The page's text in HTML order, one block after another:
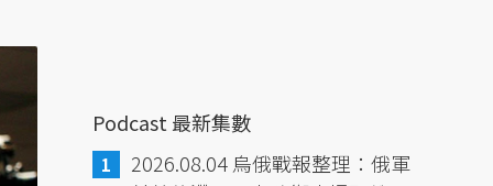
Podcast 最新集數
2026.08.04 烏俄戰報整理：俄軍